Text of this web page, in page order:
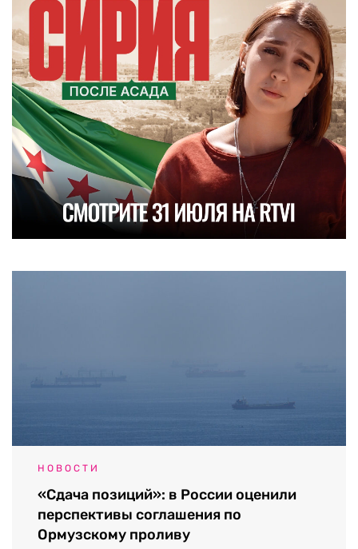
НОВОСТИ
«Сдача позиций»: в России оценили
перспективы соглашения по
Ормузскому проливу